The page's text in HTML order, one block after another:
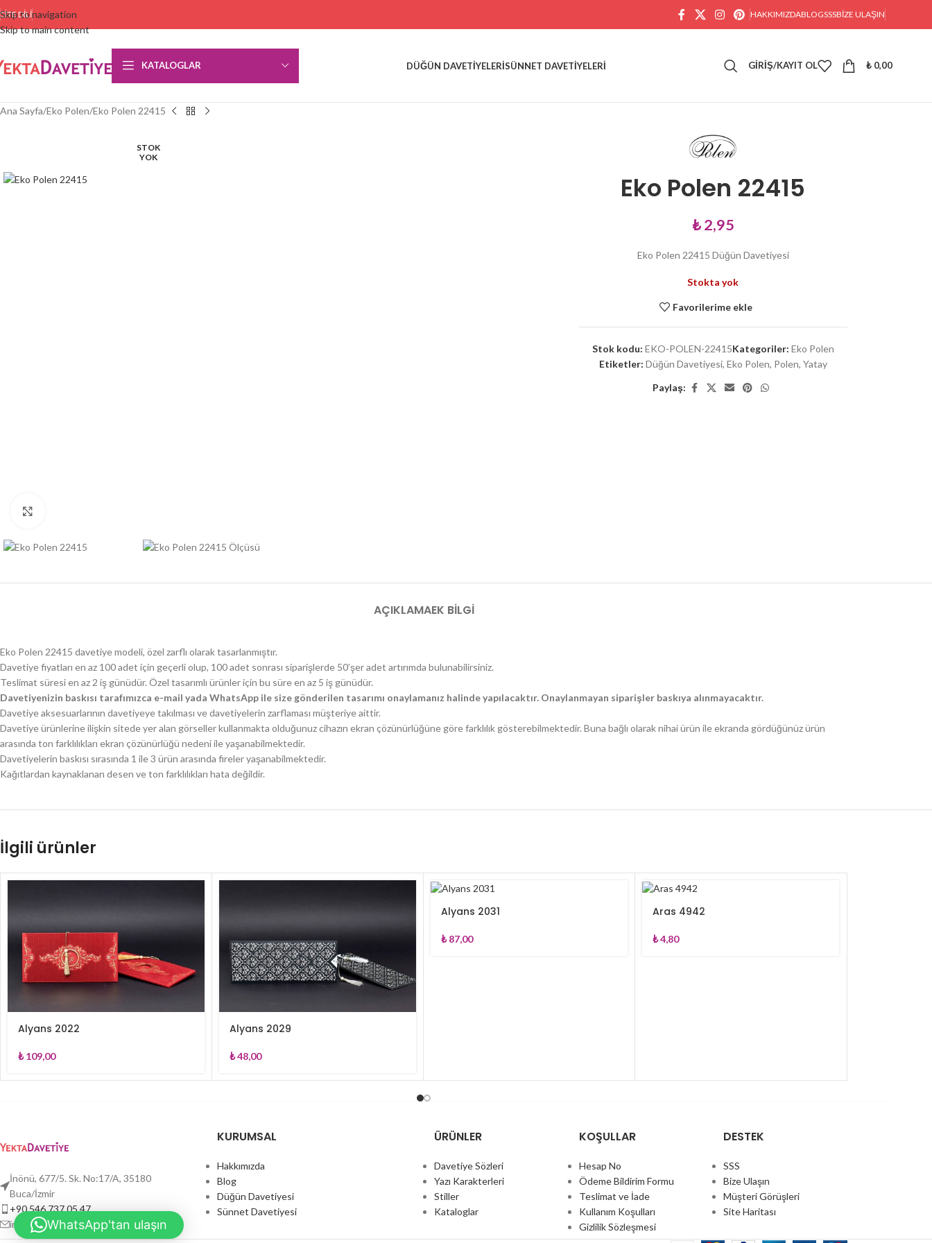
Skip to navigation
Skip to main content
SITE DILI HAKKIMIZDABLOGSSSBIZE ULAŞIN
KATALOGLAR DÜĞÜN DAVETIYELERISÜNNET DAVETIYELERI GIRIŞ/KAYIT OL ₺0,00
Ana Sayfa Eko Polen Eko Polen 22415
STOK
YOK
Eko Polen 22415
₺2,95
Eko Polen 22415 Düğün Davetiyesi
Stokta yok
Favorilerime ekle
Stok kodu: EKO-POLEN-22415Kategoriler: Eko Polen
Etiketler: Düğün Davetiyesi, Eko Polen, Polen, Yatay
Paylaş:
AÇIKLAMAEK BILGI
Eko Polen 22415 davetiye modeli, özel zarflı olarak tasarlanmıştır.
Davetiye fiyatları en az 100 adet için geçerli olup, 100 adet sonrası siparişlerde 50’şer adet artırımda bulunabilirsiniz.
Teslimat süresi en az 2 iş günüdür. Özel tasarımlı ürünler için bu süre en az 5 iş günüdür.
Davetiyenizin baskısı tarafımızca e-mail yada WhatsApp ile size gönderilen tasarımı onaylamanız halinde yapılacaktır. Onaylanmayan siparişler baskıya alınmayacaktır.
Davetiye aksesuarlarının davetiyeye takılması ve davetiyelerin zarflaması müşteriye aittir.
Davetiye ürünlerine ilişkin sitede yer alan görseller kullanmakta olduğunuz cihazın ekran çözünürlüğüne göre farklılık gösterebilmektedir. Buna bağlı olarak nihai ürün ile ekranda gördüğünüz ürün
arasında ton farklılıkları ekran çözünürlüğü nedeni ile yaşanabilmektedir.
Davetiyelerin baskısı sırasında 1 ile 3 ürün arasında fireler yaşanabilmektedir.
Kağıtlardan kaynaklanan desen ve ton farklılıkları hata değildir.
İlgili ürünler
Alyans 2022
₺109,00
Alyans 2029
₺48,00
Alyans 2031
₺87,00
Aras 4942
₺4,80
İnönü, 677/5. Sk. No:17/A, 35180
Buca/İzmir
+90 546 737 05 47
info@yektadavetiye.com
KURUMSAL
Hakkımızda
Blog
Düğün Davetiyesi
Sünnet Davetiyesi
ÜRÜNLER
Davetiye Sözleri
Yazı Karakterleri
Stiller
Kataloglar
KOŞULLAR
Hesap No
Ödeme Bildirim Formu
Teslimat ve İade
Kullanım Koşulları
Gizlilik Sözleşmesi
DESTEK
SSS
Bize Ulaşın
Müşteri Görüşleri
Site Haritası
WhatsApp'tan ulaşın